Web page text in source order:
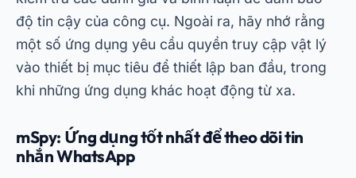
WhatsApp phổ biến nhất trên thị trường. Nó cung
cấp nhiều tính năng bao gồm theo dõi tin nhắn,
cuộc gọi và vị trí theo thời gian thực. Hơn nữa,
giao diện thân thiện với người dùng giúp ngay cả
Quảng cáo - SpotAds
Để tải mSpy miễn phí, bạn chỉ cần truy cập trang